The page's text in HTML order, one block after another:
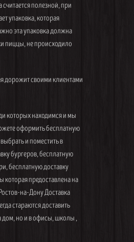
полезной, при
упаковка, которая
эта упаковка должна
пиццы, не происходило
дорожит своими клиентами
которых находимся и мы
оформить бесплатную
и поместить в
бургеров, бесплатную
бесплатную доставку
которая предоставлена на
на-Дону Доставка
стараются доставить
дом, но и в офисы, школы ,